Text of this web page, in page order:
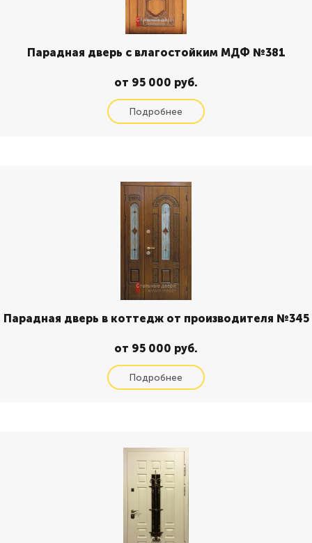
Парадная дверь с влагостойким МДФ №381
от 95 000 руб.
Парадная дверь в коттедж от производителя №345
от 95 000 руб.